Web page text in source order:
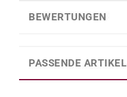
BEWERTUNGEN
PASSENDE ARTIKEL